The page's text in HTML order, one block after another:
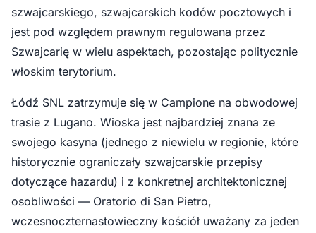
szwajcarskiego, szwajcarskich kodów pocztowych i
jest pod względem prawnym regulowana przez
Szwajcarię w wielu aspektach, pozostając politycznie
włoskim terytorium.
Łódź SNL zatrzymuje się w Campione na obwodowej
trasie z Lugano. Wioska jest najbardziej znana ze
swojego kasyna (jednego z niewielu w regionie, które
historycznie ograniczały szwajcarskie przepisy
dotyczące hazardu) i z konkretnej architektonicznej
osobliwości — Oratorio di San Pietro,
wczesnoczternastowieczny kościół uważany za jeden